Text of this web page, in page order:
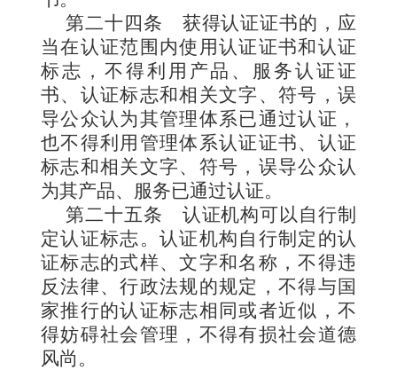
第二十四条 获得认证证书的，应
当在认证范围内使用认证证书和认证
标志，不得利用产品、服务认证证
书、认证标志和相关文字、符号，误
导公众认为其管理体系已通过认证，
也不得利用管理体系认证证书、认证
标志和相关文字、符号，误导公众认
为其产品、服务已通过认证。
第二十五条 认证机构可以自行制
定认证标志。认证机构自行制定的认
证标志的式样、文字和名称，不得违
反法律、行政法规的规定，不得与国
家推行的认证标志相同或者近似，不
得妨碍社会管理，不得有损社会道德
风尚。